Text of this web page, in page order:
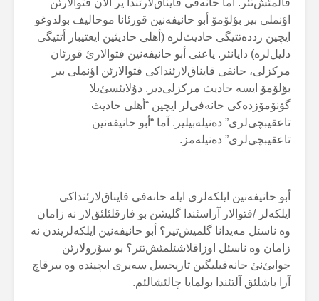
قالمئش‌تئر. آما حانەفی قایناق‌لارئندا یر آلان فتوالارئن
اؤنملی بیر بؤلۆمۆ أبو حانیفەنین قورئانا موحالیف بولدوغو
ایچین رددەتتیگی حادیث‌لرە (أهلی حادیثین ایعتیبار أتتیگی
دلیل‌لرە) دایانئر. یاعنی أبو حانیفەنین فتوالارئ قورئان
مرکزلی، حانفی قایناق‌لارئنداکی فتوالارئن اؤنملی بیر
بؤلۆمۆ ایسە حادیث مرکزلی‌دیر. دۇلایئسئ‌یلا
گۆنۆمۆزدەکی حانەفی‌لر ایچین “أهلی حادیث
تاعقیبچی‌لری” دەنیلەبیلیر. آما “أبو حانیفەنین
تاعقیبچی‌لری” دەنیلەمز.
أبو حانیفەنین ایلکەلری ایلە حانەفی قایناق‌لارئنداکی
ایلکەلر /فتوالار آراسئندا گلیشن بو فارقلئلئق‌لار نە زامان
وە ناسئل مەیدانا گلمیش‌تیر؟ أبو حانیفەنین ایلکەلریندن نە
زامان وە ناسئل اوزاقلاشئلمئش‌تئر؟ بو سۇرولارئن
جوابئ‌نئ حانەفیلیگین تاریحسل سەیری ایچیندە وە بیرقاچ
آرا باشلئق آلتئندا بولمایا چالئشالئم.